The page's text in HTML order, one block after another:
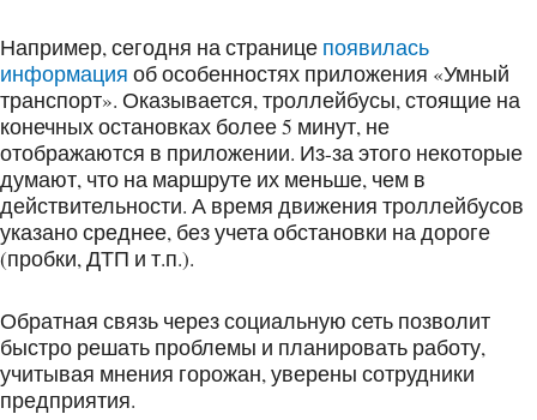
Например, сегодня на странице появилась
информация об особенностях приложения «Умный
транспорт». Оказывается, троллейбусы, стоящие на
конечных остановках более 5 минут, не
отображаются в приложении. Из-за этого некоторые
думают, что на маршруте их меньше, чем в
действительности. А время движения троллейбусов
указано среднее, без учета обстановки на дороге
(пробки, ДТП и т.п.).
Обратная связь через социальную сеть позволит
быстро решать проблемы и планировать работу,
учитывая мнения горожан, уверены сотрудники
предприятия.